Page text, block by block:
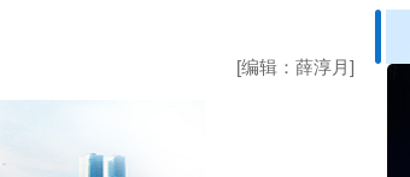
[编辑：薛淳月]